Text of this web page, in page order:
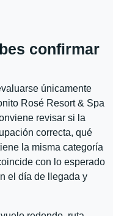
confirmar
únicamente
Rosé Resort & Spa
revisar si la
correcta, qué
la misma categoría
con lo esperado
el día de llegada y